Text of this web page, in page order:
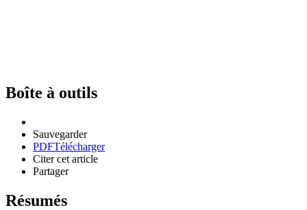
Boîte à outils
Sauvegarder
PDFTélécharger
Citer cet article
Partager
Résumés